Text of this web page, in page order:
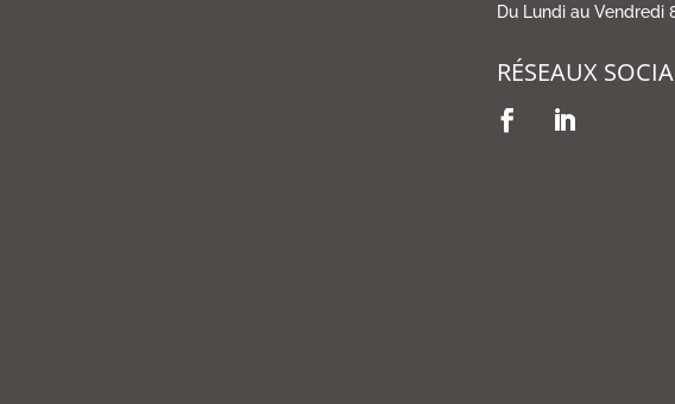
Du Lundi au Vendredi
RÉSEAUX